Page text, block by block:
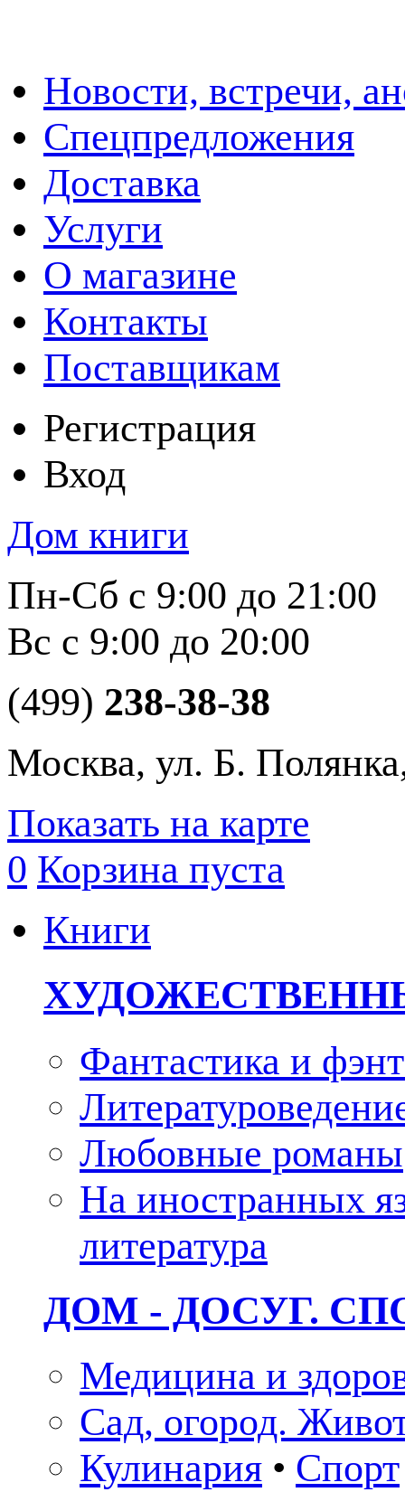
Новости, встречи,
Спецпредложения
Доставка
Услуги
О магазине
Контакты
Поставщикам
Регистрация
Вход
Дом книги
Пн-Сб с 9:00 до 21:00
Вс с 9:00 до 20:00
(499) 238-38-38
Москва, ул. Б.
Показать на карте
0 Корзина пуста
Книги
Фантастика и
Любовные романы
На иностранных
литература
ДОМ - ДОСУГ.
Медицина и
Сад, огород.
Кулинария • Спорт